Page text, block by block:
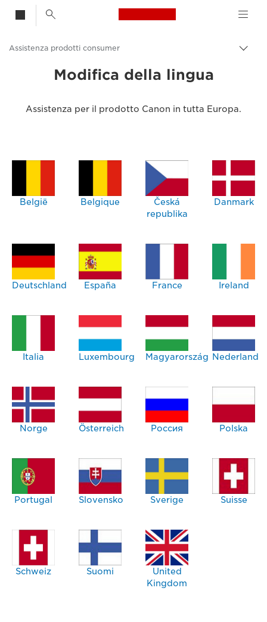
Canon Logo, back
Assistenza prodotti consumer
Modifica della lingua
Assistenza per il prodotto Canon in tutta Europa.
België Belgique
Česká
republika
Danmark
Deutschland España France Ireland
Italia Luxembourg Magyarország Nederland
Norge Österreich Россия Polska
Portugal Slovensko Sverige Suisse
Schweiz Suomi
United
Kingdom